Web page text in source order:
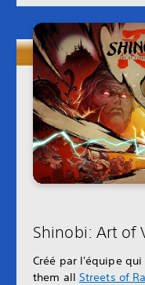
Shinobi: Art of
Créé par l'équipe
them all Streets of